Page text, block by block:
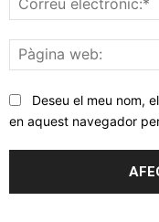
Deseu el meu nom,
en aquest navegador